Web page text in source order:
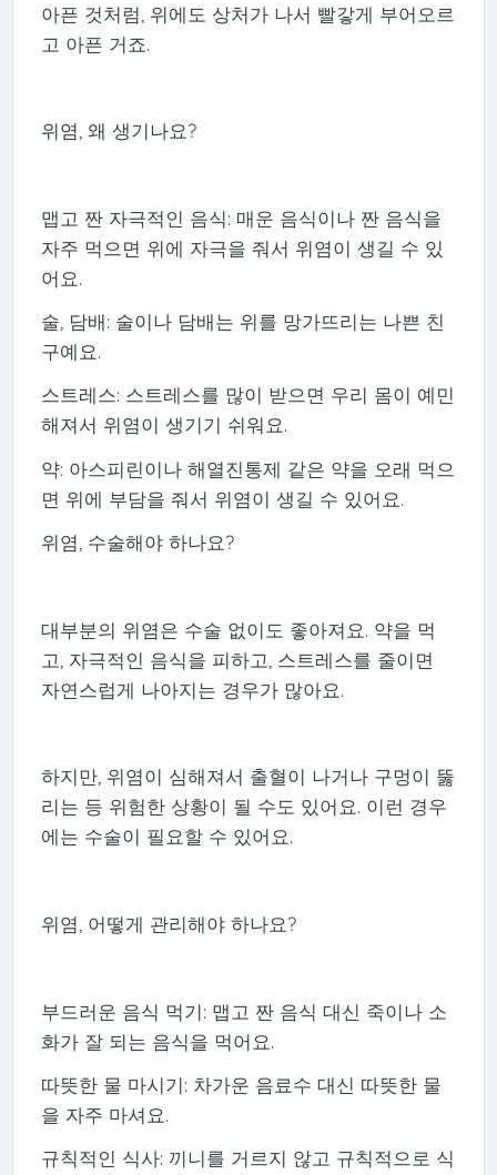
아픈 것처럼, 위에도 상처가 나서 빨갛게 부어오르
고 아픈 거죠.
위염, 왜 생기나요?
맵고 짠 자극적인 음식: 매운 음식이나 짠 음식을
자주 먹으면 위에 자극을 줘서 위염이 생길 수 있
어요.
술, 담배: 술이나 담배는 위를 망가뜨리는 나쁜 친
구예요.
스트레스: 스트레스를 많이 받으면 우리 몸이 예민
해져서 위염이 생기기 쉬워요.
약: 아스피린이나 해열진통제 같은 약을 오래 먹으
면 위에 부담을 줘서 위염이 생길 수 있어요.
위염, 수술해야 하나요?
대부분의 위염은 수술 없이도 좋아져요. 약을 먹
고, 자극적인 음식을 피하고, 스트레스를 줄이면
자연스럽게 나아지는 경우가 많아요.
하지만, 위염이 심해져서 출혈이 나거나 구멍이 뚫
리는 등 위험한 상황이 될 수도 있어요. 이런 경우
에는 수술이 필요할 수 있어요.
위염, 어떻게 관리해야 하나요?
부드러운 음식 먹기: 맵고 짠 음식 대신 죽이나 소
화가 잘 되는 음식을 먹어요.
따뜻한 물 마시기: 차가운 음료수 대신 따뜻한 물
을 자주 마셔요.
규칙적인 식사: 끼니를 거르지 않고 규칙적으로 식